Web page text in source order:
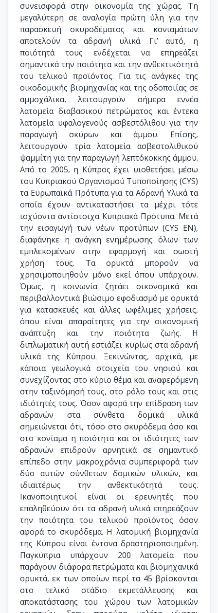
συνεισφορά στην οικονομία της χώρας. Τη
μεγαλύτερη σε αναλογία πρώτη ύλη για την
παρασκευή σκυροδέματος και κονιαμάτων
αποτελούν τα αδρανή υλικά. Γι’ αυτό, η
ποιότητά τους ενδέχεται να επηρεάζει
σημαντικά την ποιότητα και την ανθεκτικότητά
του τελικού προϊόντος. Για τις ανάγκες της
οικοδομικής βιομηχανίας και της οδοποιίας σε
αμμοχάλικα, λειτουργούν σήμερα εννέα
λατομεία διαβασικού πετρώματος και έντεκα
λατομεία υφαλογενούς ασβεστόλιθου για την
παραγωγή σκύρων και άμμου. Επίσης,
λειτουργούν τρία λατομεία ασβεστολιθικού
ψαμμίτη για την παραγωγή λεπτόκοκκης άμμου.
Από το 2005, η Κύπρος έχει υιοθετήσει μέσω
του Κυπριακού Οργανισμού Τυποποίησης (CYS)
τα Ευρωπαϊκά Πρότυπα για τα Αδρανή Υλικά τα
οποία έχουν αντικαταστήσει τα μέχρι τότε
ισχύοντα αντίστοιχα Κυπριακά Πρότυπα. Μετά
την εισαγωγή των νέων προτύπων (CYS EN),
διαφάνηκε η ανάγκη ενημέρωσης όλων των
εμπλεκομένων στην εφαρμογή και σωστή
χρήση τους. Τα ορυκτά μπορούν να
χρησιμοποιηθούν μόνο εκεί όπου υπάρχουν.
Όμως, η κοινωνία ζητάει οικονομικά και
περιβαλλοντικά βιώσιμο εφοδιασμό με ορυκτά
για κατασκευές και άλλες ωφέλιμες χρήσεις,
όπου είναι απαραίτητες για την οικονομική
ανάπτυξη και την ποιότητα ζωής. Η
διπλωματική αυτή εστιάζει κυρίως στα αδρανή
υλικά της Κύπρου. Ξεκινώντας, αρχικά, με
κάποια γεωλογικά στοιχεία του νησιού και
συνεχίζοντας στο κύριο θέμα και αναφερόμενη
στην ταξινόμησή τους, στο ρόλο τους και στις
ιδιότητές τους. Όσον αφορά την επίδραση των
αδρανών στα σύνθετα δομικά υλικά
σημειώνεται ότι, τόσο στο σκυρόδεμα όσο και
στο κονίαμα η ποιότητα και οι ιδιότητες των
αδρανών επιδρούν αρνητικά σε σημαντικό
επίπεδο στην μακροχρόνια συμπεριφορά των
δύο αυτών σύνθετων δομικών υλικών, και
ιδιαιτέρως την ανθεκτικότητά τους.
Ικανοποιητικοί είναι οι ερευνητές που
επαληθεύουν ότι τα αδρανή υλικά επηρεάζουν
την ποιότητα του τελικού προϊόντος όσον
αφορά το σκυρόδεμα. Η λατομική βιομηχανία
της Κύπρου είναι έντονα δραστηριοποιημένη.
Παγκύπρια υπάρχουν 200 λατομεία που
παράγουν διάφορα πετρώματα και βιομηχανικά
ορυκτά, εκ των οποίων περί τα 45 βρίσκονται
στο τελικό στάδιο εκμετάλλευσης και
αποκατάστασης του χώρου των λατομικών